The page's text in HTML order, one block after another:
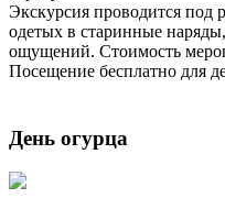
Экскурсия проводится под
одетых в старинные
ощущений. Стоимость
Посещение бесплатно для
День огурца